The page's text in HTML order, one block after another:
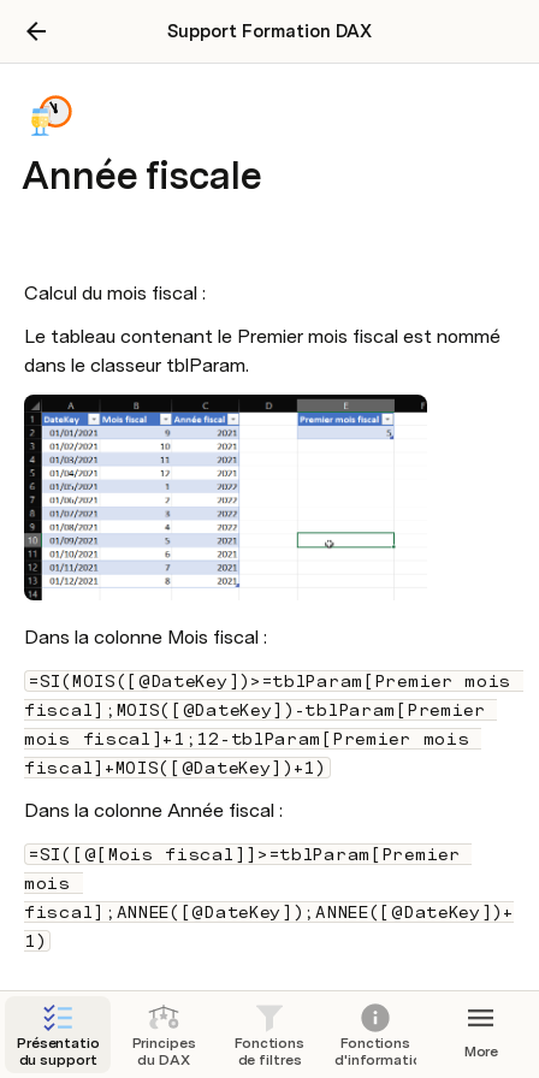
Support Formation DAX
Année fiscale
Calcul du mois fiscal :
Le tableau contenant le Premier mois fiscal est nommé
dans le classeur tblParam.
Dans la colonne Mois fiscal :
=SI(MOIS([@DateKey])>=tblParam[Premier mois
fiscal];MOIS([@DateKey])-tblParam[Premier
mois fiscal]+1;12-tblParam[Premier mois
fiscal]+MOIS([@DateKey])+1)
Dans la colonne Année fiscal :
=SI([@[Mois fiscal]]>=tblParam[Premier
mois
fiscal];ANNEE([@DateKey]);ANNEE([@DateKey])+
1)
Présentation
du support
Principes
du DAX
Fonctions
de filtres
Fonctions
d'informations
More